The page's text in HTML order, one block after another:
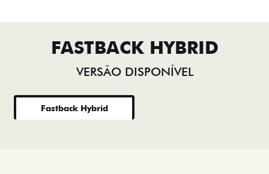
FASTBACK HYBRID
VERSÃO DISPONÍVEL
Fastback Hybrid